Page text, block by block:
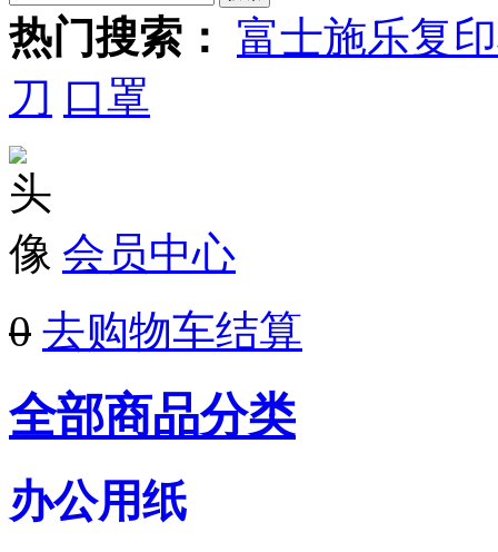
热门搜索：
富士施乐复
刀 口罩
会员中心
0 去购物车结算
全部商品分类
办公用纸